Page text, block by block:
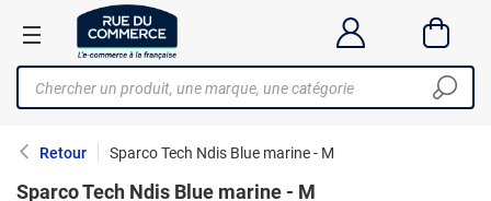
Retour Sparco Tech Ndis Blue marine - M
Sparco Tech Ndis Blue marine - M